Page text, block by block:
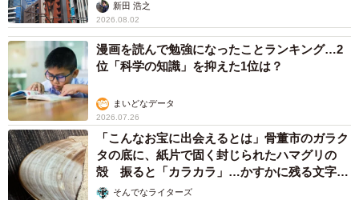
だった。「本能寺の変」の原因について、ミュージアムで
紹介している50の説の中から「これぞ」と思う説を選んで
もらい、5月1～24日にかけてインターネット上で投票を募
った。
応募総数3万5359票の中から栄えある１位に選ばれたの
は「暴君討伐説」。これは正義のために信長を討ったとす
るもので4046票を集めた。２位は「羽柴秀吉黒幕説」
（2513票）、３位は「怨恨（えんこん）説」（1866票）。
新田 浩之
2026.08.02
漫画を読んで勉強になったことランキング…2
位「科学の知識」を抑えた1位は？
まいどなデータ
2026.07.26
「こんなお宝に出会えるとは」骨董市のガラク
タの底に、紙片で固く封じられたハマグリの
殻 振ると「カラカラ」…かすかに残る文字か
ら推察された意外な用途
そんでなライターズ